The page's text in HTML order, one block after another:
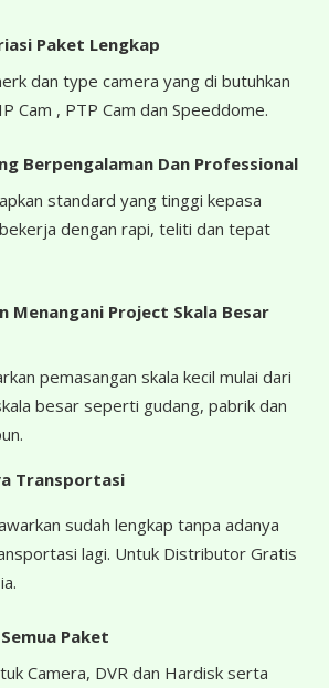
Paket Lengkap
dan type camera yang di butuhkan
Cam , PTP Cam dan Speeddome.
Berpengalaman Dan Professional
standard yang tinggi kepasa
dengan rapi, teliti dan tepat
Menangani Project Skala Besar
pemasangan skala kecil mulai dari
besar seperti gudang, pabrik dan
Transportasi
sudah lengkap tanpa adanya
lagi. Untuk Distributor Gratis
Paket
Camera, DVR dan Hardisk serta